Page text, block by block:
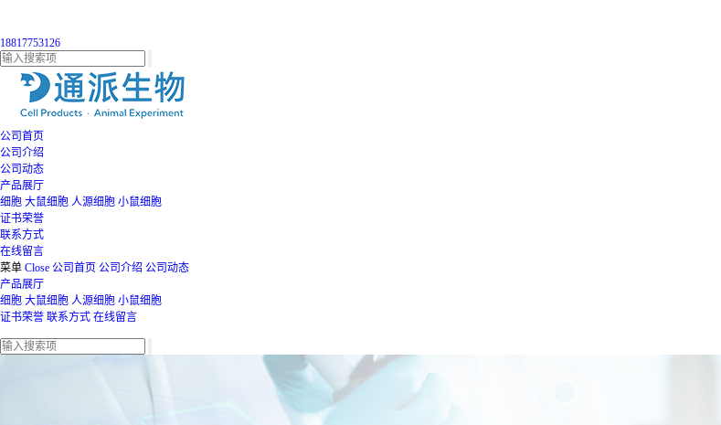
18817753126
公司首页
公司介绍
公司动态
产品展厅
细胞 大鼠细胞 人源细胞 小鼠细胞
证书荣誉
联系方式
在线留言
菜单 Close 公司首页 公司介绍 公司动态
产品展厅
细胞 大鼠细胞 人源细胞 小鼠细胞
证书荣誉 联系方式 在线留言